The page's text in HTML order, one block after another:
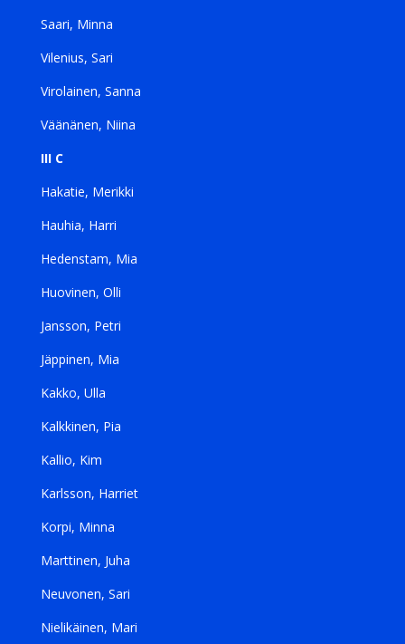
Saari, Minna
Vilenius, Sari
Virolainen, Sanna
Väänänen, Niina
III C
Hakatie, Merikki
Hauhia, Harri
Hedenstam, Mia
Huovinen, Olli
Jansson, Petri
Jäppinen, Mia
Kakko, Ulla
Kalkkinen, Pia
Kallio, Kim
Karlsson, Harriet
Korpi, Minna
Marttinen, Juha
Neuvonen, Sari
Nielikäinen, Mari